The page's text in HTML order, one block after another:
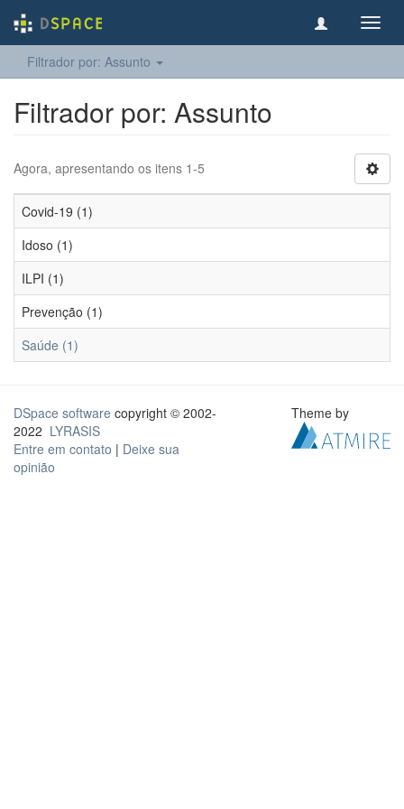
Filtrador por: Assunto
Filtrador por: Assunto
Agora, apresentando os itens 1-5
Covid-19 (1)
Idoso (1)
ILPI (1)
Prevenção (1)
Saúde (1)
DSpace software copyright © 2002-
2022 LYRASIS
Entre em contato | Deixe sua
opinião
Theme by